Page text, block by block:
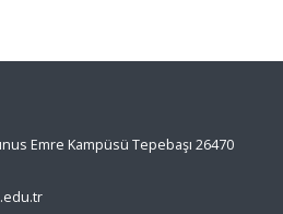
Emre Kampüsü Tepebaşı 26470